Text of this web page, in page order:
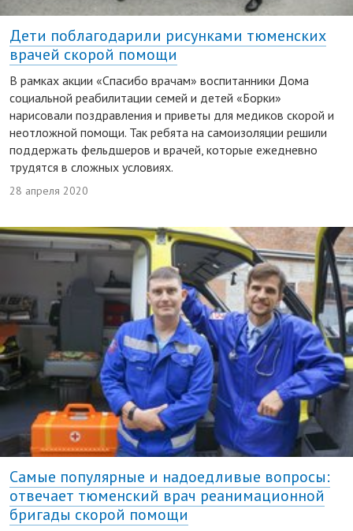
Дети поблагодарили рисунками тюменских
врачей скорой помощи
В рамках акции «Спасибо врачам» воспитанники Дома
социальной реабилитации семей и детей «Борки»
нарисовали поздравления и приветы для медиков скорой и
неотложной помощи. Так ребята на самоизоляции решили
поддержать фельдшеров и врачей, которые ежедневно
трудятся в сложных условиях.
28 апреля 2020
Самые популярные и надоедливые вопросы:
отвечает тюменский врач реанимационной
бригады скорой помощи